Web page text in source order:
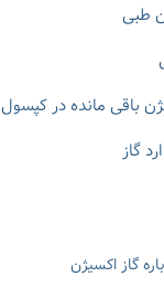
طبی
باقی مانده در کپسول
گاز
گاز اکسیژن